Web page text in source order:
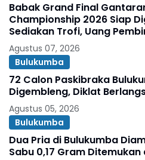
Babak Grand Final
Championship 2026 Siap
Sediakan Trofi, Uang
Penghargaan Individu
Agustus 07, 2026
Bulukumba
72 Calon Paskibraka
Digembleng, Diklat
Agustus 05, 2026
Bulukumba
Dua Pria di Bulukumba
Sabu 0,17 Gram